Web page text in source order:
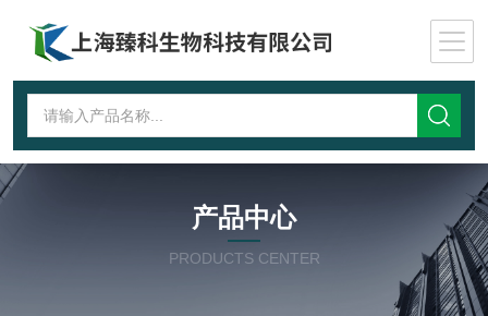
产品中心
PRODUCTS CENTER